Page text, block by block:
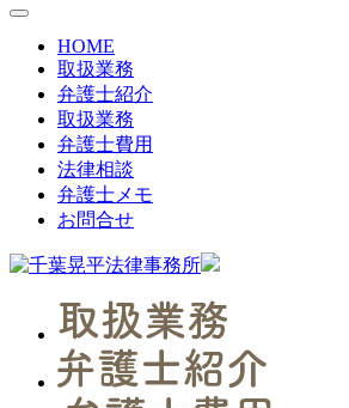
toggle
navigation
HOME
取扱業務
弁護士紹介
取扱業務
弁護士費用
法律相談
弁護士メモ
お問合せ